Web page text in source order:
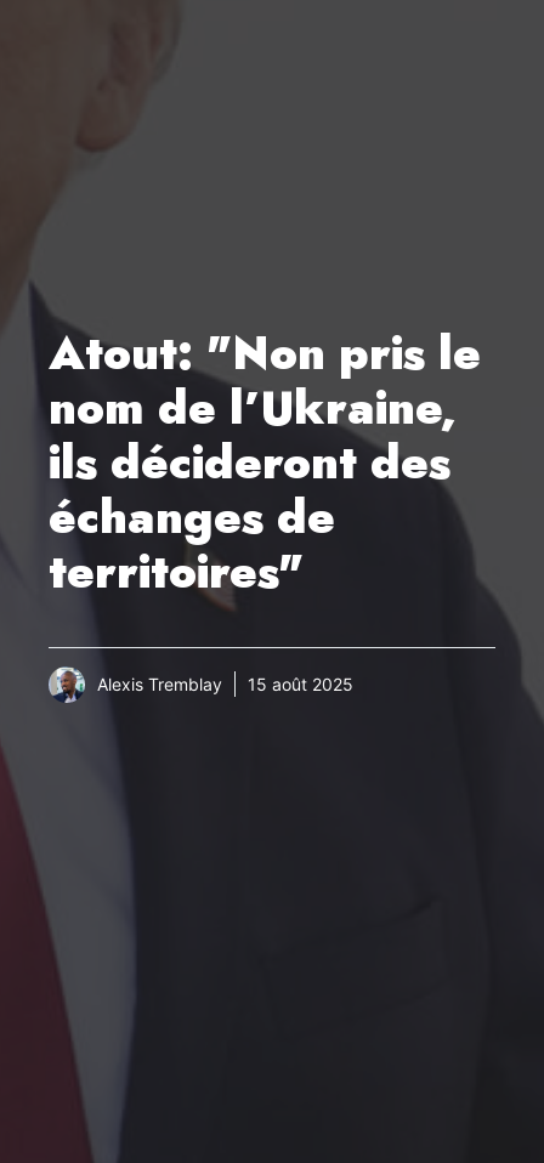
Atout: "Non pris le
nom de l’Ukraine,
ils décideront des
échanges de
territoires"
Alexis Tremblay 15 août 2025